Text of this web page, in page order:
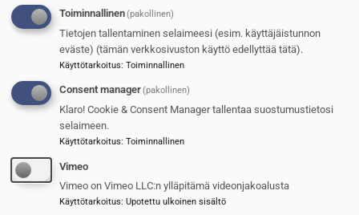
2 Saab kasvaa hurjaa vauhtia
Puolustusvoimien kasarmien kunto
4 Tämä analyysi kannattaa lukea:
Ukrainan sodan opetukset ja
tulevaisuuden sota
TILAAJILLE
5 Suru tarttuu myös sotilassoittajaan
Toiminnallinen(pakollinen)
Tietojen tallentaminen selaimeesi (esim. käyttäjäistunnon
eväste) (tämän verkkosivuston käyttö edellyttää tätä).
Käyttötarkoitus: Toiminnallinen
Consent manager(pakollinen)
Klaro! Cookie & Consent Manager tallentaa suostumustietosi
selaimeen.
Käyttötarkoitus: Toiminnallinen
Vimeo
Vimeo on Vimeo LLC:n ylläpitämä videonjakoalusta
Käyttötarkoitus: Upotettu ulkoinen sisältö